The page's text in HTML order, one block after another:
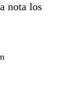
nota los